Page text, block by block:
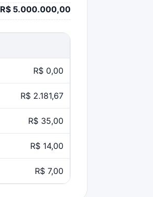
R$ 5.000.000,00
R$ 0,00
R$ 2.181,67
R$ 35,00
R$ 14,00
R$ 7,00